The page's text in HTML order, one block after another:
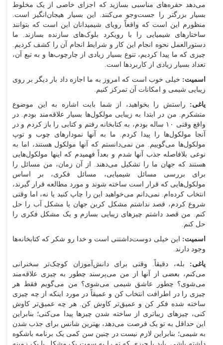
می‌دهد حفره‌های مناسبی بسازید که اجزای خاصی از یک مخلوط
بسیار بزرگتر را جست‌و‌جو می‌کنند. این بسیار هیجان‌انگیز است.
منظورم این است که واقعاً رویای شیمیدانان این است که بتوانند
ساختار‌های شیمیایی را با رویکرد بلوک‌های سازنده بسازند. ما
دستورالعمل نحوه انجام این کار و شرایط انجام آن را کشف کردیم.
چیزی که ما پیدا کردیم، تنوع بسیار زیادی از چارچوب‌ها و به تبع آن،
تعداد بسیار زیادی از کاربرد‌ها است.
اسمیت: خیلی خوب است که امروز به ما اجازه داد بار دیگر بر روی
زیبایی شیمی و امکانات آن تمرکز کنیم.
یاغی: راستش را بخواهید، از شما بابت اشاره به این موضوع
متشکرم. من در ابتدا به زیبایی مولکول‌ها بسیار علاقه‌مند بودم. در
واقع وقتی ۱۰ ساله بودم، به کتابخانه رفتم و کتابی را باز کردم و در
آنجا مولکول‌ها را پیدا کردم. ما به آنها نمودار‌های چوب و توپ
مولکول‌ها می‌گوییم. من نمی‌دانستم که آنها مولکول هستند، اما به
نوعی بلافاصله جذب آنها شدم و بعداً فهمیدم که اینها مولکول‌هایی
هستند که جهان ما را تشکیل می‌دهند. از آن زمان، من مسائل را
برای بررسی مسائل شیمیایی، مسائل فکری، بر اساس
مولکول‌هایی که قرار است ساخته شوند و مورد مطالعه قرار گیرند،
انتخاب کرده‌ام. نمی‌دانم می‌خواهید این را چاپ کنید یا نه، اما وقتی
شروع کردم، قصد نداشتم مشکل کربن جهان یا مشکل آب را حل
کنم. من قصد داشتم چیز‌های زیبایی بسازم و یک مشکل فکری را
حل کنم.
اسمیت: این خیلی دوست‌داشتنی است و خدا رو شکر که کتابخانه‌ها
وجود دارند.
یاغی: بله، دقیقاً. وقتی برای دانش‌آموزان کوچک‌تر سخنرانی
می‌کنم، بعضی از آنها از من می‌پرسند چطور به چیزی علاقه‌مند
می‌شوی؟ چطور عاشق شیمی می‌شوی؟ من می‌گویم فقط هر
چیزی را در اطرافت انتخاب کن و عمیقاً در مورد اینکه از چه چیزی
ساخته شده فکر کن و عمیق‌تر کاوش کن. هر چه عمیق‌تر کاوش
کنی، چیز‌های زیباتری از ساخته شدن چیز‌ها پیدا می‌کنی؛ بنابراین
این حداقل به تو یک فرصت می‌دهد، بهترین شانس برای جذب شدن
به شیمی؛ بنابراین لازم نیست در چنین سن کمی یک برنامه باشکوه